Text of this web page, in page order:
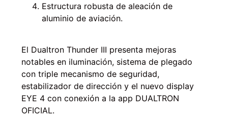
Estructura robusta de aleación de
aluminio de aviación.
El Dualtron Thunder III presenta mejoras
notables en iluminación, sistema de plegado
con triple mecanismo de seguridad,
estabilizador de dirección y el nuevo display
EYE 4 con conexión a la app DUALTRON
OFICIAL.